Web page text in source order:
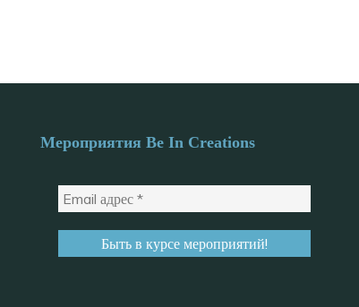
Мероприятия Be In Creations